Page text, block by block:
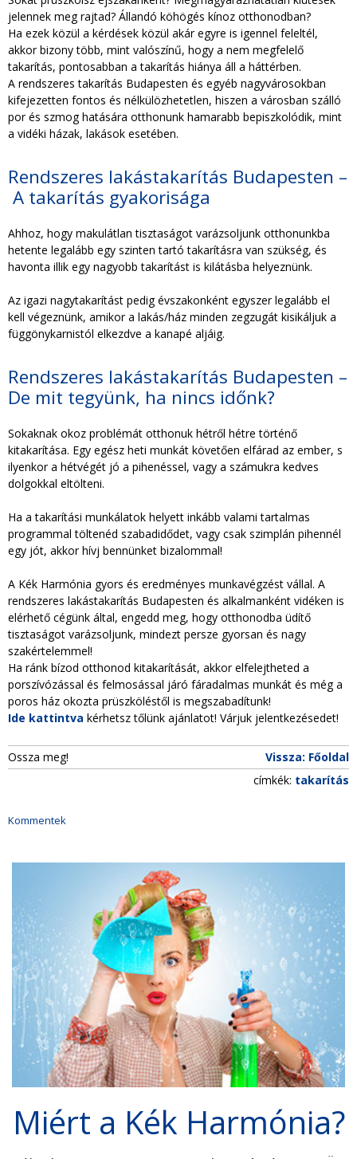
jelennek meg rajtad? Állandó köhögés kínoz otthonodban?
Ha ezek közül a kérdések közül akár egyre is igennel feleltél,
akkor bizony több, mint valószínű, hogy a nem megfelelő
takarítás, pontosabban a takarítás hiánya áll a háttérben.
A rendszeres takarítás Budapesten és egyéb nagyvárosokban
kifejezetten fontos és nélkülözhetetlen, hiszen a városban szálló
por és szmog hatására otthonunk hamarabb bepiszkolódik, mint
a vidéki házak, lakások esetében.
Rendszeres lakástakarítás Budapesten –
A takarítás gyakorisága
Ahhoz, hogy makulátlan tisztaságot varázsoljunk otthonunkba
hetente legalább egy szinten tartó takarításra van szükség, és
havonta illik egy nagyobb takarítást is kilátásba helyeznünk.
Az igazi nagytakarítást pedig évszakonként egyszer legalább el
kell végeznünk, amikor a lakás/ház minden zegzugát kisikáljuk a
függönykarnistól elkezdve a kanapé aljáig.
Rendszeres lakástakarítás Budapesten –
De mit tegyünk, ha nincs időnk?
Sokaknak okoz problémát otthonuk hétről hétre történő
kitakarítása. Egy egész heti munkát követően elfárad az ember, s
ilyenkor a hétvégét jó a pihenéssel, vagy a számukra kedves
dolgokkal eltölteni.
Ha a takarítási munkálatok helyett inkább valami tartalmas
programmal töltenéd szabadidődet, vagy csak szimplán pihennél
egy jót, akkor hívj bennünket bizalommal!
A Kék Harmónia gyors és eredményes munkavégzést vállal. A
rendszeres lakástakarítás Budapesten és alkalmanként vidéken is
elérhető cégünk által, engedd meg, hogy otthonodba üdítő
tisztaságot varázsoljunk, mindezt persze gyorsan és nagy
szakértelemmel!
Ha ránk bízod otthonod kitakarítását, akkor elfelejtheted a
porszívózással és felmosással járó fáradalmas munkát és még a
poros ház okozta prüszköléstől is megszabadítunk!
Ide kattintva kérhetsz tőlünk ajánlatot! Várjuk jelentkezésedet!
Ossza meg!
Vissza: Főoldal
címkék: takarítás
Kommentek
Miért a Kék Harmónia?